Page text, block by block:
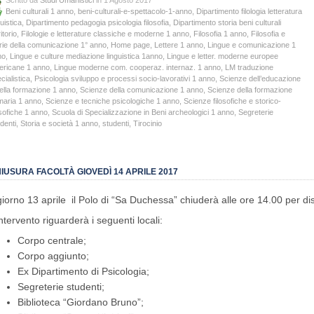
Beni culturali 1 anno beni-culturali-e-spettacolo-1-anno Dipartimento filologia letteratura
Dipartimento pedagogia psicologia filosofia Dipartimento storia beni culturali
Filologie e letterature classiche e moderne 1 anno Filosofia 1 anno Filosofia e
della comunicazione 1° anno Home page Lettere 1 anno Lingue e comunicazione 1
Lingue e culture mediazione linguistica 1anno Lingue e letter. moderne europee
1 anno Lingue moderne com. cooperaz. internaz. 1 anno LM traduzione
Psicologia sviluppo e processi socio-lavorativi 1 anno Scienze dell’educazione
formazione 1 anno Scienze della comunicazione 1 anno Scienze della formazione
1 anno Scienze e tecniche psicologiche 1 anno Scienze filosofiche e storico-
1 anno Scuola di Specializzazione in Beni archeologici 1 anno Segreterie
Storia e società 1 anno studenti Tirocinio
FACOLTÀ GIOVEDÌ 14 APRILE 2017
13 aprile il Polo di “Sa Duchessa” chiuderà alle ore 14.00 per
riguarderà i seguenti locali:
Corpo centrale;
Corpo aggiunto;
Ex Dipartimento di Psicologia;
Segreterie studenti;
Biblioteca “Giordano Bruno”;